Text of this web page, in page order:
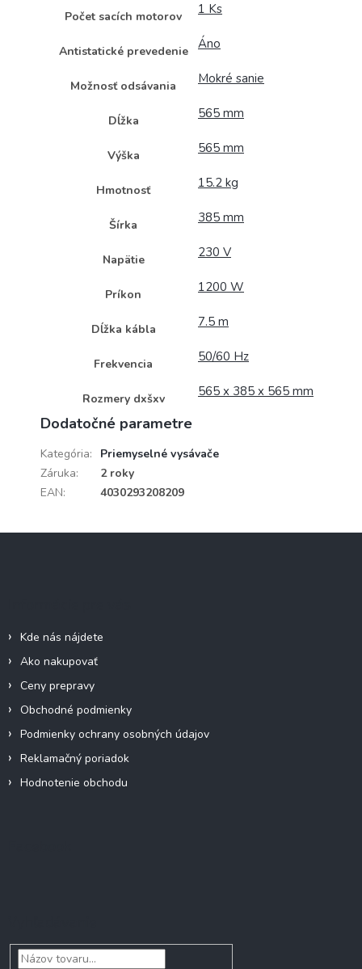
Počet sacích motorov 1 Ks
Antistatické prevedenie Áno
Možnosť odsávania Mokré sanie
Dĺžka 565 mm
Výška 565 mm
Hmotnosť 15.2 kg
Šírka 385 mm
Napätie 230 V
Príkon 1200 W
Dĺžka kábla 7.5 m
Frekvencia 50/60 Hz
Rozmery dxšxv 565 x 385 x 565 mm
Dodatočné parametre
Kategória:
Priemyselné vysávače
Záruka:
2 roky
EAN: 4030293208209
Kde nás nájdete
Ako nakupovať
Ceny prepravy
Obchodné podmienky
Podmienky ochrany osobných údajov
Reklamačný poriadok
Hodnotenie obchodu